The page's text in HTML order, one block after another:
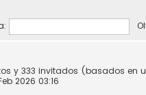
y 333 invitados (basados en
2026 03:16